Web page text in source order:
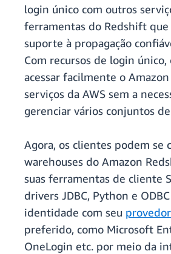
login único com outros
ferramentas do Redshift
suporte à propagação
Com recursos de login único,
acessar facilmente o
serviços da AWS sem a
gerenciar vários conjuntos
Agora, os clientes podem se
warehouses do Amazon
suas ferramentas de cliente
drivers JDBC, Python e
identidade com seu
preferido, como Microsoft
OneLogin etc. por meio da